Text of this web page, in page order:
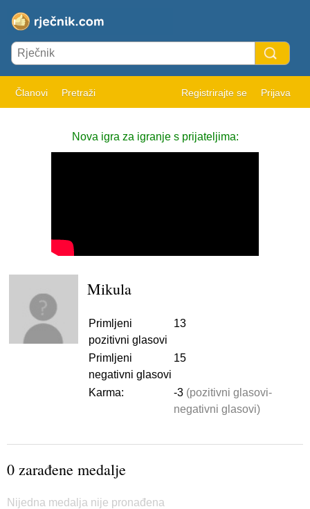
Članovi Pretraži Registrirajte se Prijava
Nova igra za igranje s prijateljima:
Mikula
Primljeni
pozitivni glasovi
13
Primljeni
negativni glasovi
15
Karma: -3 (pozitivni glasovi-
negativni glasovi)
0 zarađene medalje
Nijedna medalja nije pronađena